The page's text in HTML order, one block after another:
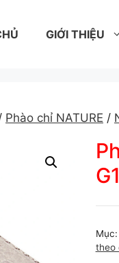
GIỚI THIỆU
Phào chỉ NATURE /
Mục:
theo